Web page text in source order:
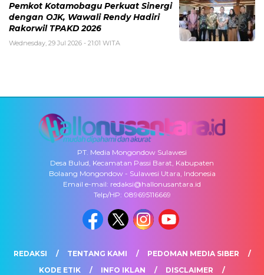
Pemkot Kotamobagu Perkuat Sinergi
dengan OJK, Wawali Rendy Hadiri
Rakorwil TPAKD 2026
Wednesday, 29 Jul 2026 - 21:01 WITA
PT. Media Mongondow Sulawesi
Desa Bulud, Kecamatan Passi Barat, Kabupaten
Bolaang Mongondow - Sulawesi Utara, Indonesia
Email e-mail: redaksi@hallonusantara.id
Telp/HP: 089695116669
REDAKSI TENTANG KAMI
PEDOMAN MEDIA SIBER
KODE ETIK
INFO IKLAN DISCLAIMER